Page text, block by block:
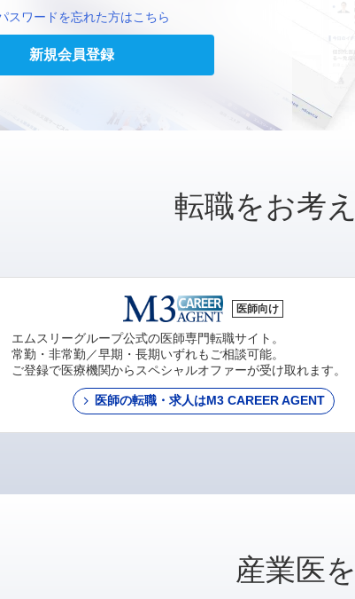
スワードを忘れた方はこちら
新規会員登録
転職をお考
医師向け
エムスリーグループ公式の医師専門転職サイト。
常勤・非常勤／早期・長期いずれもご相談可能。
ご登録で医療機関からスペシャルオファーが受け取れます。
医師の転職・求人はM3 CAREER AGENT
産業医